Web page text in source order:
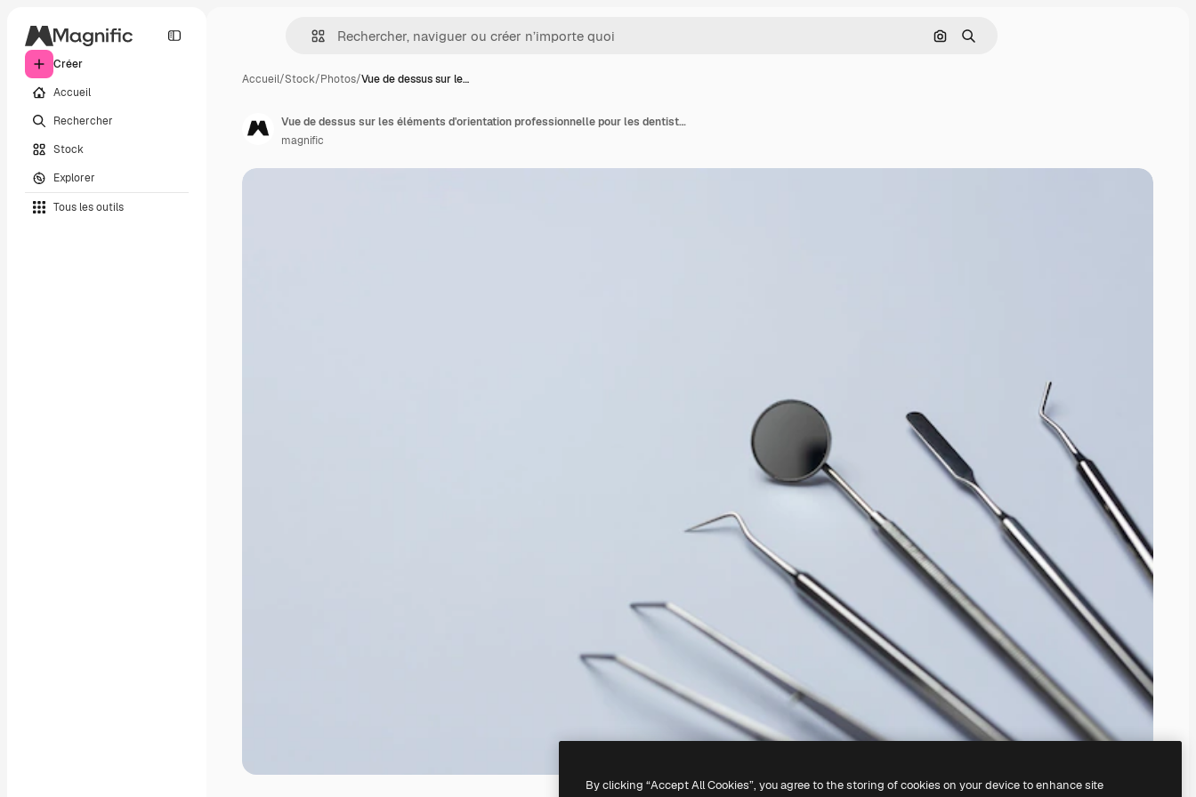
Créer
Accueil
Rechercher
Stock
Explorer
Tous les outils
Rechercher par image
Rechercher
Accueil/Stock/Photos/Vue de dessus sur le…
Vue de dessus sur les éléments d'orientation professionnelle pour les dentistes
magnific
By clicking “Accept All Cookies”, you agree to the storing of cookies on your device to enhance site